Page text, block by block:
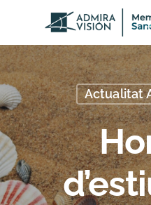
Hit enter to search
Actualitat